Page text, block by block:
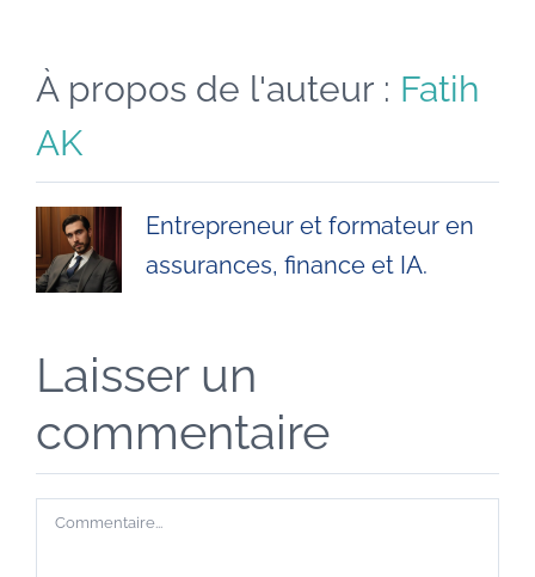
À propos de l'auteur : Fatih
AK
Entrepreneur et formateur en
assurances, finance et IA.
Laisser un
commentaire
Commentaire